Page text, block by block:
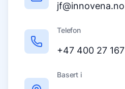
jf@innovena.no
Telefon
+47 400 27 167
Basert i